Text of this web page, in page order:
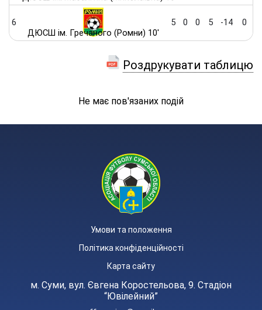
6
ДЮСШ ім. Гречаного (Ромни) 10'
5 0 0 5 -14 0
Роздрукувати таблицю
Не має пов'язаних подій
Умови та положення
Політика конфіденційності
Карта сайту
м. Суми, вул. Євгена Коростельова, 9. Стадіон
“Ювілейний”